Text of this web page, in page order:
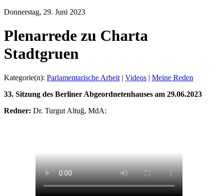
Donnerstag, 29. Juni 2023
Plenarrede zu Charta
Stadtgruen
Kategorie(n): Parlamentarische Arbeit | Videos | Meine Reden
33. Sitzung des Berliner Abgeordnetenhauses am 29.06.2023
Redner: Dr. Turgut Altuğ, MdA: